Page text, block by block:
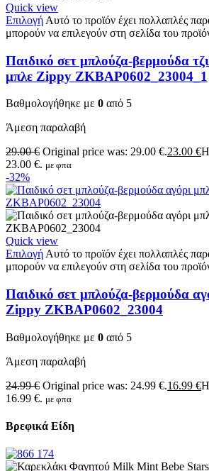
Quick view
Επιλογή Αυτό το προϊόν έχει πολλαπλές
μπορούν να επιλεγούν στη σελίδα του
Παιδικό σετ μπλούζα-βερμούδα
μπλε Zippy ZKBAP0602_23004_1
Βαθμολογήθηκε με 0 από 5
Άμεση παραλαβή
29.00€ Original price was: 29.00 €.23.00 €Η
23.00 €. με φπα
-32%
Quick view
ΕπιλογήΑυτό το προϊόν έχει πολλαπλές
μπορούν να επιλεγούν στη σελίδα του
Παιδικό σετ μπλούζα-βερμούδα
Zippy ZKBAP0602_23004
Βαθμολογήθηκε με 0 από 5
Άμεση παραλαβή
24.99€ Original price was: 24.99 €.16.99 €Η
16.99 €. με φπα
Βρεφικά Είδη